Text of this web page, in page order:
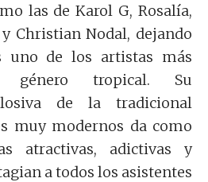
las de Karol G, Rosalía,
Christian Nodal, dejando
uno de los artistas más
género tropical. Su
de la tradicional
muy modernos da como
atractivas, adictivas y
a todos los asistentes